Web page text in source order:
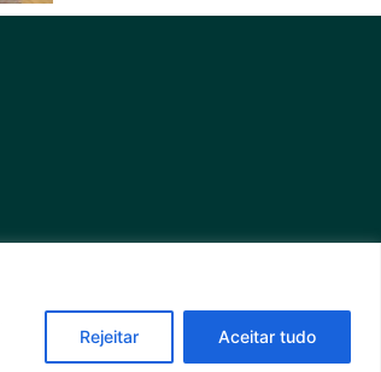
Rejeitar Aceitar tudo